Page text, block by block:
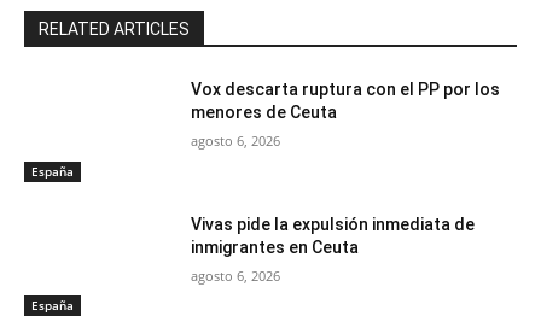
RELATED ARTICLES
España
Vox descarta ruptura con el PP por los
menores de Ceuta
agosto 6, 2026
España
Vivas pide la expulsión inmediata de
inmigrantes en Ceuta
agosto 6, 2026